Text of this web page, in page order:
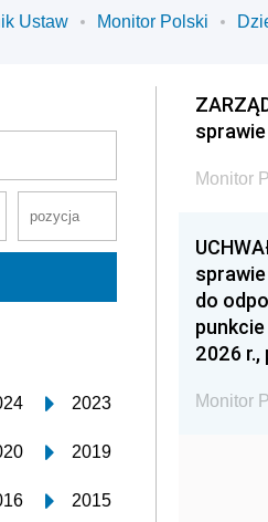
Ustaw Monitor Polski
2023
2019
2015
Monitor
do
2026
Monitor